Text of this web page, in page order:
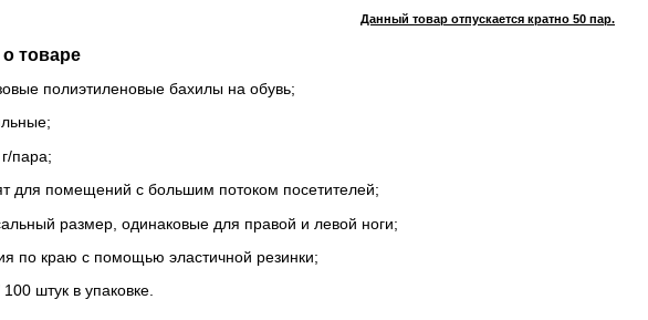
Данный товар отпускается кратно 50 пар.
о товаре
полиэтиленовые бахилы на обувь;
пара;
для помещений с большим потоком посетителей;
размер, одинаковые для правой и левой ноги;
по краю с помощью эластичной резинки;
штук в упаковке.